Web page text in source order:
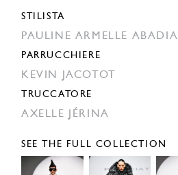
STILISTA
PAULINE ARMELLE ABADIA
PARRUCCHIERE
KEVIN JACOTOT
TRUCCATORE
AXELLE JÉRINA
SEE THE FULL COLLECTION